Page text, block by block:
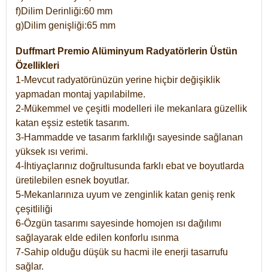
f)Dilim Derinliği:60 mm
g)Dilim genişliği:65 mm
Duffmart Premio Alüminyum Radyatörlerin Üstün
Özellikleri
1-Mevcut radyatörünüzün yerine hiçbir değişiklik
yapmadan montaj yapılabilme.
2-Mükemmel ve çeşitli modelleri ile mekanlara güzellik
katan eşsiz estetik tasarım.
3-Hammadde ve tasarım farklılığı sayesinde sağlanan
yüksek ısı verimi.
4-İhtiyaçlarınız doğrultusunda farklı ebat ve boyutlarda
üretilebilen esnek boyutlar.
5-Mekanlarınıza uyum ve zenginlik katan geniş renk
çeşitliliği
6-Özgün tasarımı sayesinde homojen ısı dağılımı
sağlayarak elde edilen konforlu ısınma
7-Sahip olduğu düşük su hacmi ile enerji tasarrufu
sağlar.